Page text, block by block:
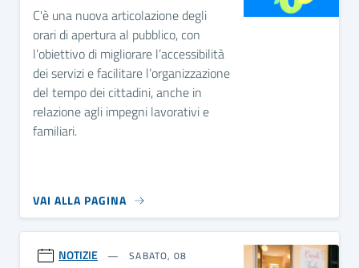
C'è una nuova articolazione degli
orari di apertura al pubblico, con
l’obiettivo di migliorare l’accessibilità
dei servizi e facilitare l’organizzazione
del tempo dei cittadini, anche in
relazione agli impegni lavorativi e
familiari.
VAI ALLA PAGINA
NOTIZIE
SABATO, 08